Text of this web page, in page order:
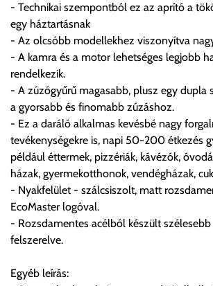
Szállítási díjak:
Az oldalunkon rendelés esetén,
úgy esetenként több lehetőséget ajánl fel a
vásárolt árú figyelembevételével az önnek
költséget válassza ki.
Amennyiben nem biztos választásában,
automatikusan nem ajánl fel szállítási
a 0.- forintos szállítást, kollégáink
termék adatait, majd visszaigazolják a
Ingyenes szállítási lehetőség nincs!
Egyes termékek súlyát a program nem
a központ igazolja vissza. Amennyiben a
gondoltnál magasabb értékben igazoljuk
visszaigazolástól számított 24 órán belül a
módosítását.
- Technikai szempontból ez az aprító a
egy háztartásnak
- Az olcsóbb modellekhez viszonyítva
- A kamra és a motor lehetséges legjobb
rendelkezik.
- A zúzógyűrű magasabb, plusz egy dupla
a gyorsabb és finomabb zúzáshoz.
- Ez a daráló alkalmas kevésbé nagy
tevékenységekre is, napi 50-200 étkezés
például éttermek, pizzériák, kávézók,
házak, gyermekotthonok, vendégházak,
- Nyakfelület - szálcsiszolt, matt
EcoMaster logóval.
- Rozsdamentes acélból készült
felszerelve.
Egyéb leírás: